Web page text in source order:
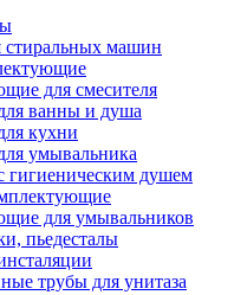
машин
для смесителя
ванны и душа
кухни
умывальника
гигиеническим душем
для умывальников
пьедесталы
трубы для унитаза